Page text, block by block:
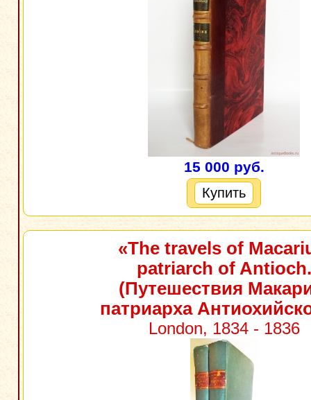
15 000 руб.
Купить
«The travels of
patriarch of Antioch.
(Путешествия
патриарха
London, 1834 - 1836